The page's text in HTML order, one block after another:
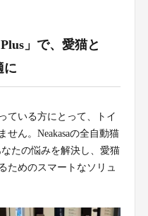
」で、愛猫と
に
ている方にとって、トイ
せん。Neakasaの全自動猫
なたの悩みを解決し、愛猫
ためのスマートなソリュ